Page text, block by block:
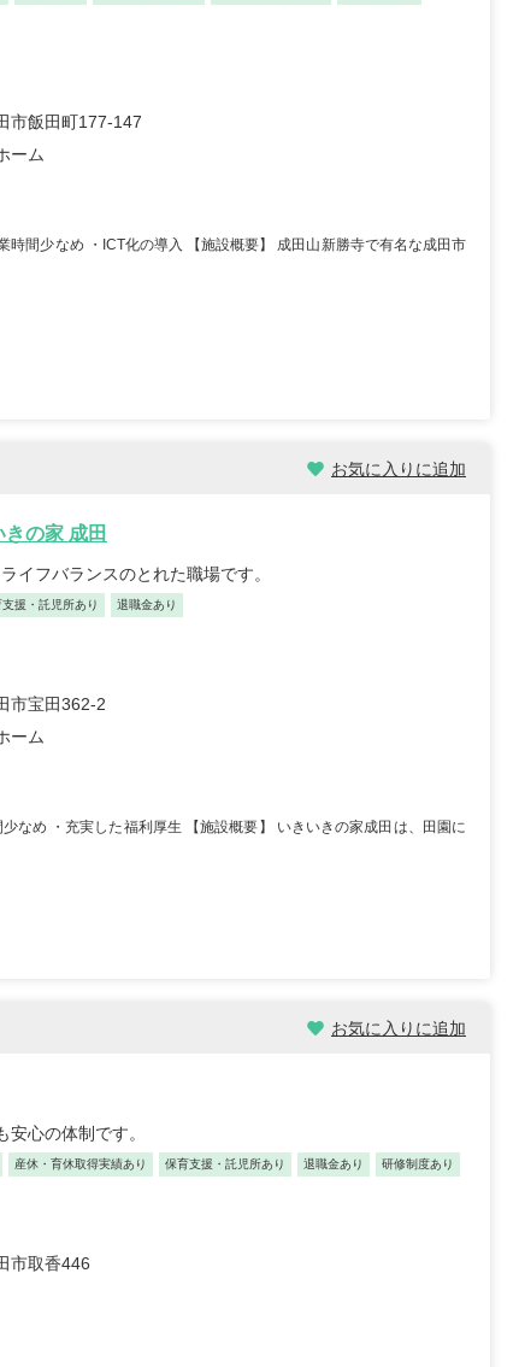
市飯田町177-147
ーム
時間少なめ ・ICT化の導入 【施設概要】 成田山新勝寺で有名な成田市
お気に入りに追加
の家 成田
イフバランスのとれた職場です。
援・託児所あり 退職金あり
市宝田362-2
ーム
なめ ・充実した福利厚生 【施設概要】 いきいきの家成田は、田園に
お気に入りに追加
心の体制です。
産休・育休取得実績あり 保育支援・託児所あり 退職金あり 研修制度あり
市取香446
株式会社ケア21 プレザン
保育士
25
...
員 放課後デイサービ
老人ホー...もっと見る
見る